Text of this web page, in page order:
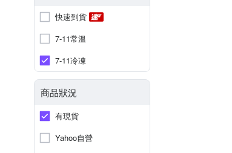
快速到貨
7-11常溫
7-11冷凍
商品狀況
有現貨
Yahoo自營